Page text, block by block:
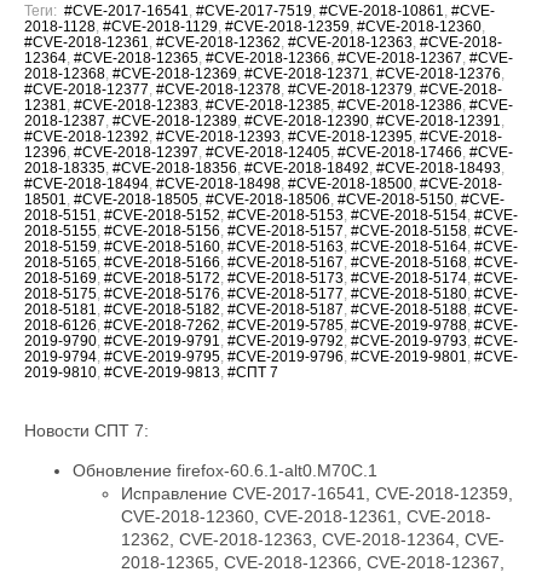
Теги: #CVE-2017-16541 #CVE-2017-7519 #CVE-2018-10861
#CVE-
2018-1128 #CVE-2018-1129 #CVE-2018-12359 #CVE-2018-12360
#CVE-2018-12361
#CVE-2018-12362 #CVE-2018-12363 #CVE-2018-
12364 #CVE-2018-12365 #CVE-2018-12366 #CVE-2018-12367 #CVE-
2018-12368 #CVE-2018-12369 #CVE-2018-12371 #CVE-2018-12376
#CVE-2018-12377 #CVE-2018-12378 #CVE-2018-12379 #CVE-2018-
12381
#CVE-2018-12383 #CVE-2018-12385 #CVE-2018-12386 #CVE-
2018-12387 #CVE-2018-12389 #CVE-2018-12390 #CVE-2018-12391
#CVE-2018-12392 #CVE-2018-12393 #CVE-2018-12395 #CVE-2018-
12396 #CVE-2018-12397 #CVE-2018-12405 #CVE-2018-17466 #CVE-
2018-18335 #CVE-2018-18356 #CVE-2018-18492 #CVE-2018-18493
#CVE-2018-18494 #CVE-2018-18498 #CVE-2018-18500 #CVE-2018-
18501
#CVE-2018-18505 #CVE-2018-18506 #CVE-2018-5150 #CVE-
2018-5151
#CVE-2018-5152 #CVE-2018-5153 #CVE-2018-5154 #CVE-
2018-5155 #CVE-2018-5156 #CVE-2018-5157 #CVE-2018-5158 #CVE-
2018-5159 #CVE-2018-5160 #CVE-2018-5163 #CVE-2018-5164 #CVE-
2018-5165 #CVE-2018-5166 #CVE-2018-5167 #CVE-2018-5168 #CVE-
2018-5169 #CVE-2018-5172 #CVE-2018-5173 #CVE-2018-5174 #CVE-
2018-5175 #CVE-2018-5176 #CVE-2018-5177 #CVE-2018-5180 #CVE-
2018-5181
#CVE-2018-5182 #CVE-2018-5187 #CVE-2018-5188 #CVE-
2018-6126 #CVE-2018-7262 #CVE-2019-5785 #CVE-2019-9788 #CVE-
2019-9790 #CVE-2019-9791 #CVE-2019-9792 #CVE-2019-9793 #CVE-
2019-9794 #CVE-2019-9795 #CVE-2019-9796 #CVE-2019-9801
#CVE-
2019-9810 #CVE-2019-9813 #СПТ 7
Новости СПТ 7:
Обновление firefox-60.6.1-alt0.M70C.1
Исправление CVE-2017-16541, CVE-2018-12359,
CVE-2018-12360, CVE-2018-12361, CVE-2018-
12362, CVE-2018-12363, CVE-2018-12364, CVE-
2018-12365, CVE-2018-12366, CVE-2018-12367,